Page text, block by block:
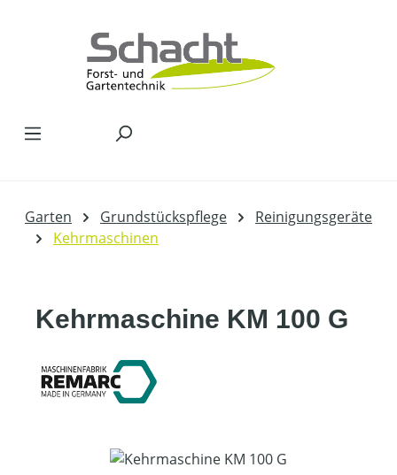
Garten Grundstückspflege
Reinigungsgeräte
Kehrmaschinen
Kehrmaschine KM 100 G
Bildergalerie überspringen